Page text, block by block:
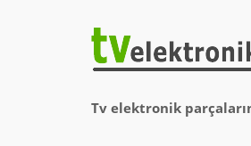
Tv elektronik